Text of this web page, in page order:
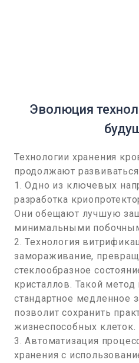
Эволюция
Технологии хранения
продолжают
1. Одно из ключевых
разработка
Они обещают лучшую
минимальными
2. Технология
замораживание,
стеклообразное
кристаллов. Такой
стандартное медленное
позволит сохранить
жизнеспособных клеток.
3. Автоматизация
хранения с